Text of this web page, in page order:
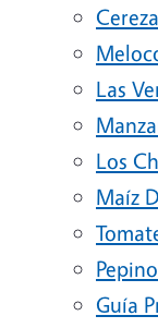
Las
Los
Maíz
Guía